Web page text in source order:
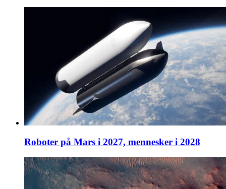
Roboter på Mars i 2027, mennesker i 2028